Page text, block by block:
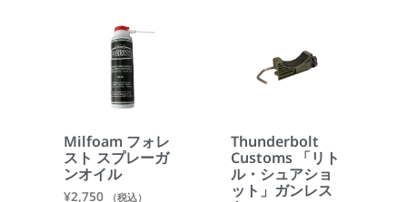
Milfoam フォレ
スト スプレーガ
ンオイル
¥2,750 （税込）
Thunderbolt
Customs 「リト
ル・シュアショ
ット」ガンレス